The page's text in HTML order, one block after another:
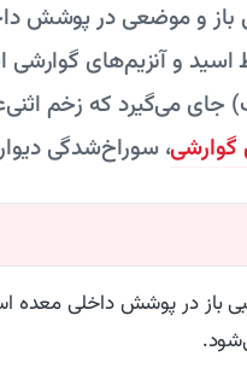
باز و موضعی در پوشش
و آنزیم‌های گوارشی
می‌گیرد که زخم
گوارشی، سوراخ‌شدگی
باز در پوشش داخلی معده